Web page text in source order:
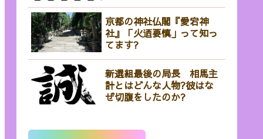
京都の神社仏閣『愛宕神
社』「火迺要慎」って知っ
てます?
新選組最後の局長 相馬主
計とはどんな人物?彼はな
ぜ切腹をしたのか?